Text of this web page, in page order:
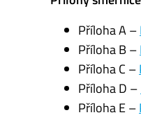
Příloha A –
Příloha B –
Příloha C –
Příloha D –
Příloha E –